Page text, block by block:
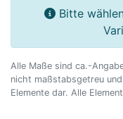
Bitte
Alle Maße sind ca.-
nicht maßstabsgetreu
Elemente dar. Alle